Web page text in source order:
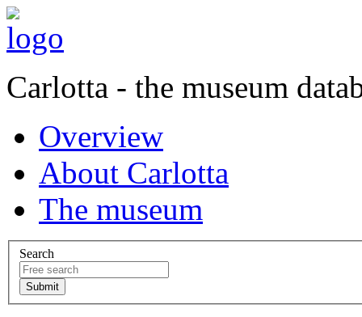
Carlotta - the museum
Overview
About Carlotta
The museum
Search